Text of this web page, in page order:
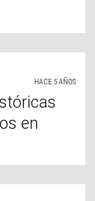
HACE 5 AÑOS
en